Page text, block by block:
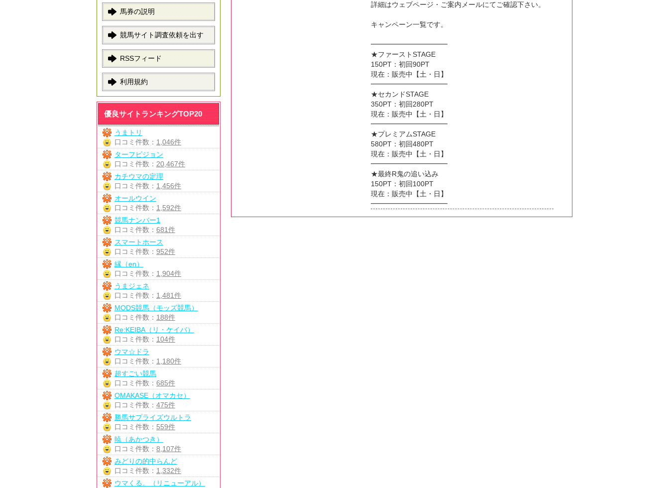
馬券の説明
競馬サイト調査依頼を出す
RSSフィード
利用規約
優良サイトランキングTOP20
うまトリ
口コミ件数： 1,046件
ターフビジョン
口コミ件数： 20,467件
カチウマの定理
口コミ件数： 1,456件
オールウイン
口コミ件数： 1,592件
競馬ナンバー1
口コミ件数： 681件
スマートホース
口コミ件数： 952件
縁（en）
口コミ件数： 1,904件
うまジェネ
口コミ件数： 1,481件
MODS競馬（モッズ競馬）
口コミ件数： 188件
Re:KEIBA（リ・ケイバ）
口コミ件数： 104件
ウマ☆ドラ
口コミ件数： 1,180件
超すごい競馬
口コミ件数： 685件
OMAKASE（オマカセ）
口コミ件数： 475件
勝馬サプライズウルトラ
口コミ件数： 559件
暁（あかつき）
口コミ件数： 8,107件
みどりの的中らんど
口コミ件数： 1,332件
ウマくる。（リニューアル）
詳細はウェブページ・ご案内メールにてご確認下さい。
キャンペーン一覧です。
━━━━━━━━━━━
★ファーストSTAGE
150PT：初回90PT
現在：販売中【土・日】
━━━━━━━━━━━
★セカンドSTAGE
350PT：初回280PT
現在：販売中【土・日】
━━━━━━━━━━━
★プレミアムSTAGE
580PT：初回480PT
現在：販売中【土・日】
━━━━━━━━━━━
★最終R鬼の追い込み
150PT：初回100PT
現在：販売中【土・日】
━━━━━━━━━━━